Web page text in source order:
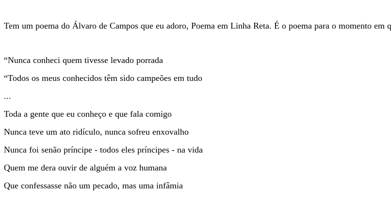
Tem um poema do Álvaro de Campos que eu adoro, Poema em Linha Reta. É o poema para o momento
“Nunca conheci quem tivesse levado porrada
“Todos os meus conhecidos têm sido campeões em tudo
...
Toda a gente que eu conheço e que fala comigo
Nunca teve um ato ridículo, nunca sofreu enxovalho
Nunca foi senão príncipe - todos eles príncipes - na vida
Quem me dera ouvir de alguém a voz humana
Que confessasse não um pecado, mas uma infâmia